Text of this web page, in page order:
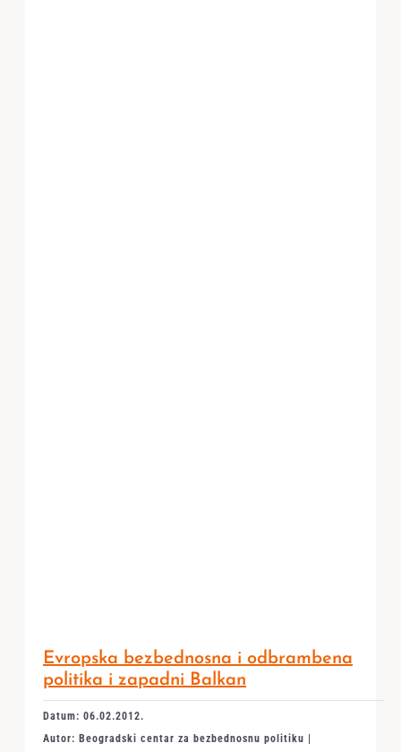
Evropska bezbednosna i odbrambena
politika i zapadni Balkan
Datum: 06.02.2012.
Autor: Beogradski centar za bezbednosnu politiku |